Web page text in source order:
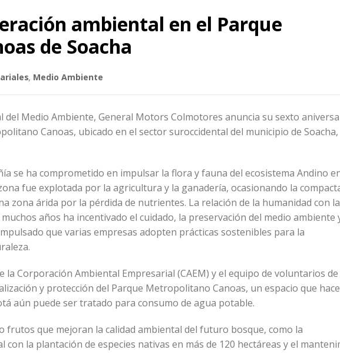
ambiental en el Parque
de Soacha
, Medio Ambiente
del Medio Ambiente, General Motors Colmotores anuncia su sexto
Canoas, ubicado en el sector suroccidental del municipio de Soacha,
se ha comprometido en impulsar la flora y fauna del ecosistema Andino
fue explotada por la agricultura y la ganadería, ocasionando la
zona árida por la pérdida de nutrientes. La relación de la humanidad con la
años ha incentivado el cuidado, la preservación del medio ambiente
que varias empresas adopten prácticas sostenibles para la
la Corporación Ambiental Empresarial (CAEM) y el equipo de voluntarios de
y protección del Parque Metropolitano Canoas, un espacio que
aún puede ser tratado para consumo de agua potable.
frutos que mejoran la calidad ambiental del futuro bosque, como la
la plantación de especies nativas en más de 120 hectáreas y el